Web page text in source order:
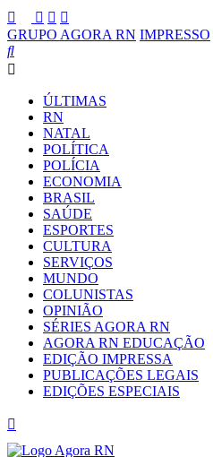
GRUPO AGORA RN IMPRESSO
ÚLTIMAS
RN
NATAL
POLÍTICA
POLÍCIA
ECONOMIA
BRASIL
SAÚDE
ESPORTES
CULTURA
SERVIÇOS
MUNDO
COLUNISTAS
OPINIÃO
SÉRIES AGORA RN
AGORA RN EDUCAÇÃO
EDIÇÃO IMPRESSA
PUBLICAÇÕES LEGAIS
EDIÇÕES ESPECIAIS